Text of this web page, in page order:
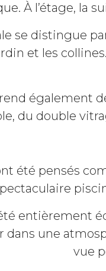
À l’étage, la
se distingue
et les
également
du double
été pensés
entièrement
dans une
vue